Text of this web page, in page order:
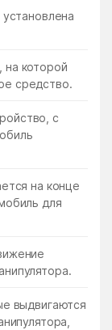
на которой
средство.
с
на конце
для
выдвигаются